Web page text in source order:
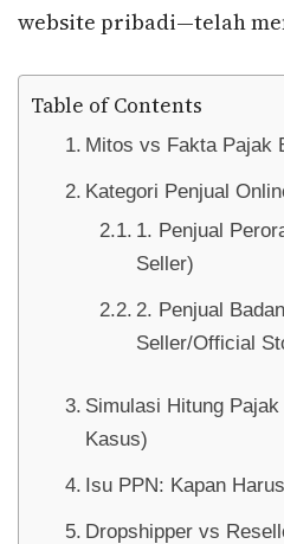
website pribadi—telah
Table of Contents
Mitos vs Fakta Pajak
Kategori Penjual
1. Penjual
Seller)
2. Penjual
Seller/Official
Simulasi Hitung
Kasus)
Isu PPN: Kapan
Dropshipper vs